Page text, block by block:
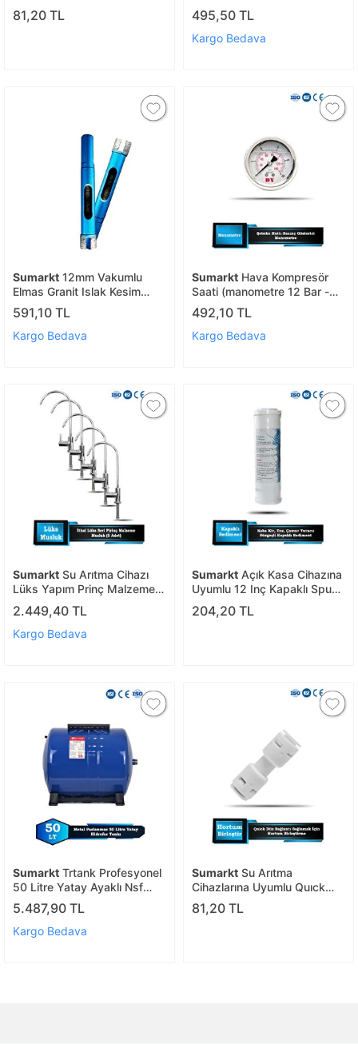
Dişli Quıck T Dirsek
81,20 TL 495,50 TL
Kargo Bedava
Sumarkt 12mm Vakumlu
Elmas Granit Islak Kesim
Panç Matkap Uyumlu
591,10 TL
Kargo Bedava
Sumarkt Hava Kompresör
Saati (manometre 12 Bar -
180 Psi)
492,10 TL
Kargo Bedava
Sumarkt Su Arıtma Cihazı
Lüks Yapım Prinç Malzeme
Avrupai Musluk ( Arıtma
Musluğu ) 5 Adet
2.449,40 TL
Kargo Bedava
Sumarkt Açık Kasa Cihazına
Uyumlu 12 Inç Kapaklı Spun
Filtre
204,20 TL
Sumarkt Trtank Profesyonel
50 Litre Yatay Ayaklı Nsf
Membranlı Hidrofor
Genleşme Tankı
5.487,90 TL
Kargo Bedava
Sumarkt Su Arıtma
Cihazlarına Uyumlu Quıck
Hortum Birleştirme
81,20 TL